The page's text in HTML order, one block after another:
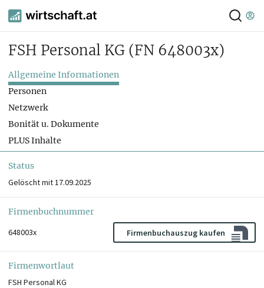
FSH Personal KG (FN 648003x)
Allgemeine Informationen
Personen
Netzwerk
Bonität u. Dokumente
PLUS Inhalte
Status
Gelöscht mit 17.09.2025
Firmenbuchnummer
648003x
Firmenbuchauszug kaufen
Firmenwortlaut
FSH Personal KG